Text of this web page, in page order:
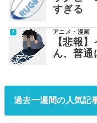
すぎる
アニメ・漫画
【悲報
ん、普通
過去一週間の人気記